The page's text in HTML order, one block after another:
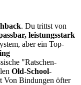
. Du trittst von
leistungsstark
aber ein Top-
"Ratschen-
Old-School-
Von Bindungen öfter